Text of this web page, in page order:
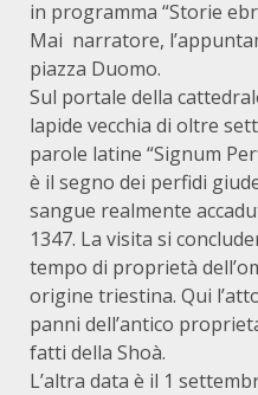
in programma “Storie
Mai narratore,
piazza Duomo.
Sul portale della
lapide vecchia di oltre
parole latine “Signum
è il segno dei perfidi
sangue realmente
1347. La visita si
tempo di proprietà
origine triestina. Qui
panni dell’antico
fatti della Shoà.
L’altra data è il 1